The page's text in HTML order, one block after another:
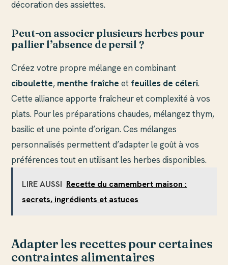
décoration des assiettes.
Peut-on associer plusieurs herbes pour
pallier l’absence de persil ?
Créez votre propre mélange en combinant
ciboulette, menthe fraîche et feuilles de céleri.
Cette alliance apporte fraîcheur et complexité à vos
plats. Pour les préparations chaudes, mélangez thym,
basilic et une pointe d’origan. Ces mélanges
personnalisés permettent d’adapter le goût à vos
préférences tout en utilisant les herbes disponibles.
LIRE AUSSI Recette du camembert maison :
secrets, ingrédients et astuces
Adapter les recettes pour certaines
contraintes alimentaires